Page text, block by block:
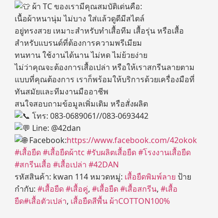
ผ้า TC ของเรามีคุณสมบัติเด่นคือ:
เนื้อผ้าหนานุ่ม ไม่บาง ใส่แล้วดูดีมีสไตล์
อยู่ทรงสวย เหมาะสำหรับทำเสื้อทีม เสื้อรุ่น หรือเสื้อ
สำหรับแบรนด์ที่ต้องการความพรีเมียม
ทนทาน ใช้งานได้นาน ไม่หด ไม่ย้วยง่าย
ไม่ว่าคุณจะต้องการเสื้อเปล่า หรือให้เราสกรีนลายตาม
แบบที่คุณต้องการ เราก็พร้อมให้บริการด้วยเครื่องมือที่
ทันสมัยและทีมงานมืออาชีพ
สนใจสอบถามข้อมูลเพิ่มเติม หรือสั่งผลิต
โทร: 083-0689061//083-0693442
Line: @42dan
Facebook:https://www.facebook.com/42okok
#เสื้อยืด#เสื้อยืดผ้าtc #รับผลิตเสื้อยืด#โรงงานเสื้อยืด
#สกรีนเสื้อ #เสื้อเปล่า #42DAN
รหัสสินค้า: kwan 114หมวดหมู่: เสื้อยืดพิมพ์ลาย ป้าย
กำกับ: #เสื้อยืด #เสื้อคู่, #เสื้อยืด #เสื้อสกรีน, #เสื้อ
ยืด#เสื้อตัวเปล่า, เสื้อยืดสีพื้น ผ้าCOTTON100%